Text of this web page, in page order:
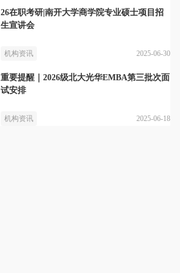
26在职考研|南开大学商学院专业硕士项目招
生宣讲会
机构资讯 2025-06-30
重要提醒｜2026级北大光华EMBA第三批次面
试安排
机构资讯 2025-06-18